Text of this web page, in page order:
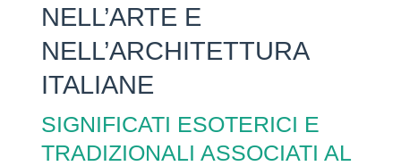
NELL’ARTE E
NELL’ARCHITETTURA
ITALIANE
SIGNIFICATI ESOTERICI E
TRADIZIONALI ASSOCIATI AL